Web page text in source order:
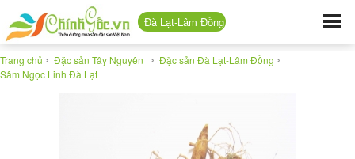
Đà Lạt-Lâm Đồng
Trang chủ › Đặc sản Tây Nguyên › Đặc sản Đà Lạt-Lâm Đồng ›
Sâm Ngọc Linh Đà Lạt